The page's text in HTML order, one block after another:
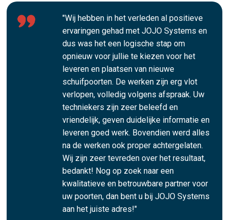
"Wij hebben in het verleden al positieve
ervaringen gehad met JOJO Systems en
dus was het een logische stap om
opnieuw voor jullie te kiezen voor het
leveren en plaatsen van nieuwe
schuifpoorten. De werken zijn erg vlot
verlopen, volledig volgens afspraak. Uw
techniekers zijn zeer beleefd en
vriendelijk, geven duidelijke informatie en
leveren goed werk. Bovendien werd alles
na de werken ook proper achtergelaten.
Wij zijn zeer tevreden over het resultaat,
bedankt! Nog op zoek naar een
kwalitatieve en betrouwbare partner voor
uw poorten, dan bent u bij JOJO Systems
aan het juiste adres!"